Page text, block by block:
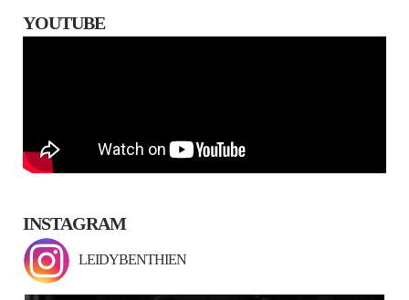
YOUTUBE
INSTAGRAM
LEIDYBENTHIEN